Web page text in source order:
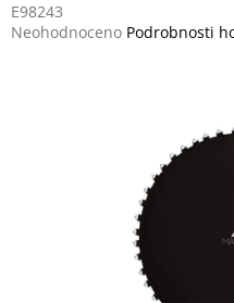
E98243
Průměrné
Neohodnoceno Podrobnosti